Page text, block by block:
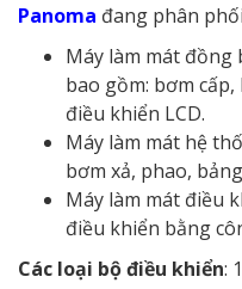
Panoma đang phân
Máy làm mát đồng
bao gồm: bơm
điều khiển LCD.
Máy làm mát hệ
bơm xả, phao,
Máy làm mát điều
điều khiển bằng
Các loại bộ điều khiển: